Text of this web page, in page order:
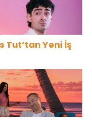
Tut’tan Yeni İş